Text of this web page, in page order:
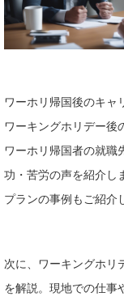
ワーホリ帰国後のキャ
ワーキングホリデー後
ワーホリ帰国者の就職
功・苦労の声を紹介し
プランの事例もご紹介
次に、ワーキングホリ
を解説。現地での仕事